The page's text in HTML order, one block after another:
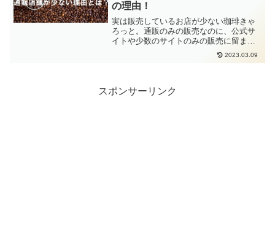
の理由！
実は販売しているお店が少ない珈琲きゃ
ろっと。通販のみの販売なのに、公式サ
イトや少数のサイトのみの販売に留まっ
ているのには、ある理由が関係していま
す。理由は3つあります。それぞれの理由
2023.03.09
スポンサーリンク